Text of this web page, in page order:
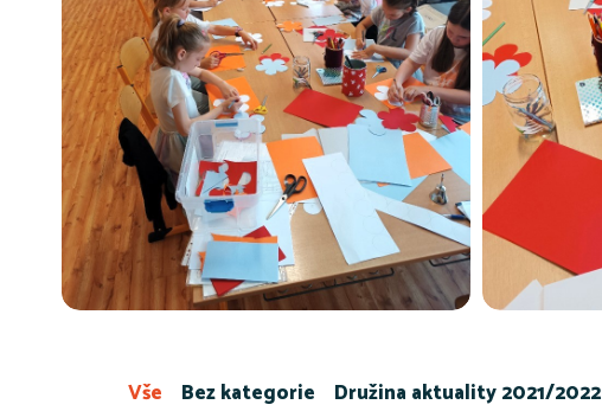
Bez kategorie Družina aktuality 2021/2022
Vše